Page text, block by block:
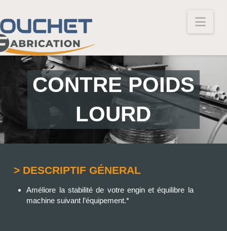
CONTRE POIDS
LOURD
> DESCRIPTIF GÉNERAL
Améliore la stabilité de votre engin et équilibre la
machine suivant l’équipement.*